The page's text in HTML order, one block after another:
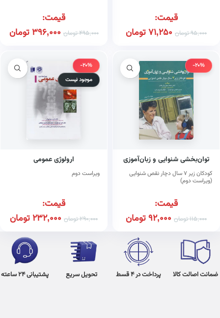
قیمت:
95,000تومان 71,250تومان
قیمت:
495,000تومان 396,000تومان
-20%
توان‌بخشی شنوایی و زبان‌آموزی
کودکان زیر ۷ سال دچار نقص شنوایی
(ویراست دوم)
قیمت:
115,000تومان 92,000تومان
-20%
موجود نیست
ارولوژی عمومی
ویراست دوم
قیمت:
290,000تومان 232,000تومان
ضمانت اصالت کالا پرداخت در 4 قسط تحویل سریع پشتیبانی 24 ساعته